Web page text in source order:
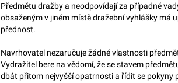
Předmětu dražby a neodpovídají za případné
obsaženým v jiném místě dražební vyhlášky má
přednost.
Navrhovatel nezaručuje žádné vlastnosti
Vydražitel bere na vědomí, že se stavem
dbát přitom nejvyšší opatrnosti a řídit se pokyny